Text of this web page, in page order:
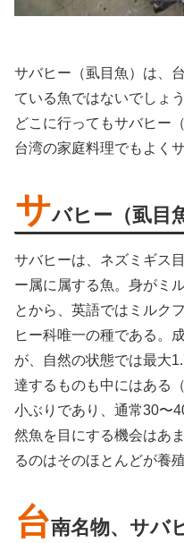
サバヒー（虱目魚）は、
ている魚ではないでしょう
どこに行ってもサバヒー
台湾の家庭料理でもよく
サバヒー（虱目
サバヒーは、ネズミギス
ー属に属する魚。身がミ
とから、英語ではミルク
ヒー科唯一の種である。
が、自然の状態では最大
達するものも中にはある
小ぶりであり、通常30〜
然魚を目にする機会はあ
るのはそのほとんどが養殖
台南名物、サバ